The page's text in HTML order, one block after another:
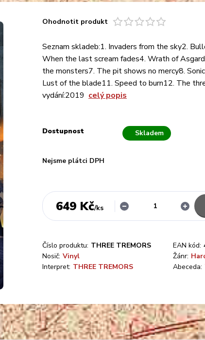
Ohodnotit produkt
Seznam skladeb:1. Invaders from the sky2.
When the last scream fades4. Wrath of
the monsters7. The pit shows no mercy8.
Lust of the blade11. Speed to burn12. The
vydání:2019 celý popis
Dostupnost Skladem
Nejsme plátci DPH
649 Kč/ks
Číslo produktu: THREE TREMORS EAN kód:
Nosič: Vinyl Žánr:
Interpret: THREE TREMORS Abeceda: